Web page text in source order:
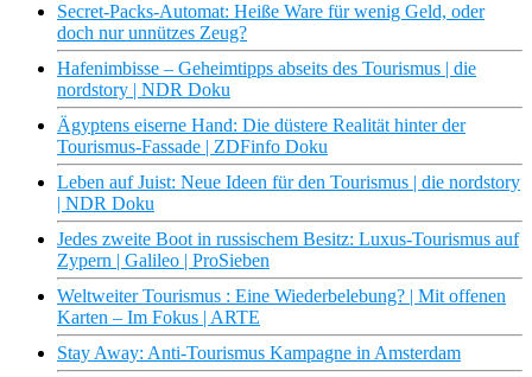
Secret-Packs-Automat: Heiße Ware für wenig Geld, oder
doch nur unnützes Zeug?
Hafenimbisse – Geheimtipps abseits des Tourismus | die
nordstory | NDR Doku
Ägyptens eiserne Hand: Die düstere Realität hinter der
Tourismus-Fassade | ZDFinfo Doku
Leben auf Juist: Neue Ideen für den Tourismus | die nordstory
| NDR Doku
Jedes zweite Boot in russischem Besitz: Luxus-Tourismus auf
Zypern | Galileo | ProSieben
Weltweiter Tourismus : Eine Wiederbelebung? | Mit offenen
Karten – Im Fokus | ARTE
Stay Away: Anti-Tourismus Kampagne in Amsterdam